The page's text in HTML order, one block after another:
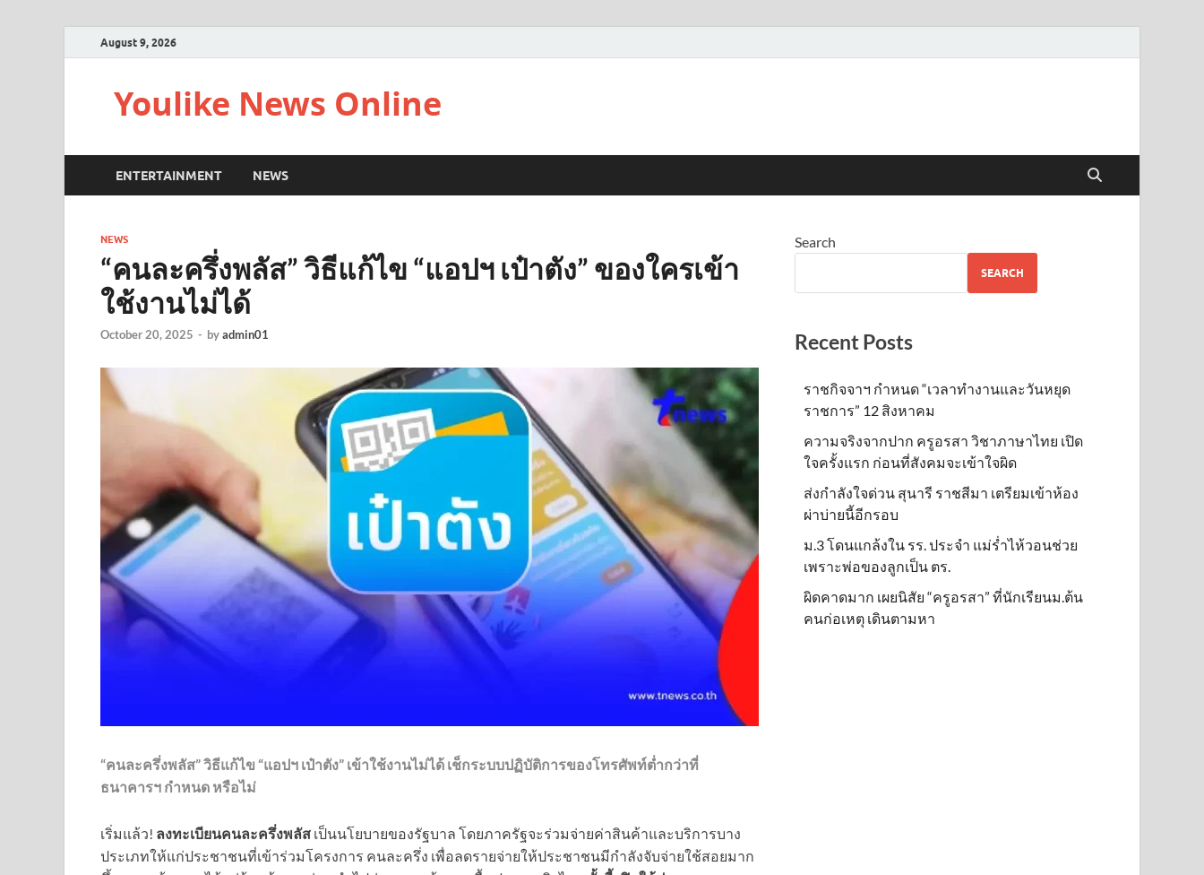
August 9, 2026
Youlike News Online
ENTERTAINMENT NEWS
NEWS
“คนละครึ่งพลัส” วิธีแก้ไข “แอปฯ เป๋าตัง” ของใครเข้า
ใช้งานไม่ได้
October 20, 2025 - byadmin01
“คนละครึ่งพลัส” วิธีแก้ไข “แอปฯ เป๋าตัง” เข้าใช้งานไม่ได้ เช็กระบบปฏิบัติการของโทรศัพท์ต่ำกว่าที่
ธนาคารฯ กำหนด หรือไม่
เริ่มแล้ว! ลงทะเบียนคนละครึ่งพลัส เป็นนโยบายของรัฐบาล โดยภาครัฐจะร่วมจ่ายค่าสินค้าและบริการบาง
ประเภทให้แก่ประชาชนที่เข้าร่วมโครงการ คนละครึ่ง เพื่อลดรายจ่ายให้ประชาชนมีกำลังจับจ่ายใช้สอยมาก
Search
SEARCH
Recent Posts
ราชกิจจาฯ กำหนด “เวลาทำงานและวันหยุด
ราชการ” 12 สิงหาคม
ความจริงจากปาก ครูอรสา วิชาภาษาไทย เปิด
ใจครั้งแรก ก่อนที่สังคมจะเข้าใจผิด
ส่งกำลังใจด่วน สุนารี ราชสีมา เตรียมเข้าห้อง
ผ่าบ่ายนี้อีกรอบ
ม.3 โดนแกล้งใน รร. ประจำ แม่ร่ำไห้วอนช่วย
เพราะพ่อของลูกเป็น ตร.
ผิดคาดมาก เผยนิสัย “ครูอรสา” ที่นักเรียนม.ต้น
คนก่อเหตุ เดินตามหา